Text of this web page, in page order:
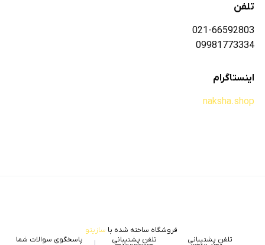
تلفن
021-66592803
09981773334
اینستاگرام
naksha.shop
فروشگاه ساخته شده با سازیتو
تلفن پشتیبانی
تلفن پشتیبانی پاسخگوی سوالات شما